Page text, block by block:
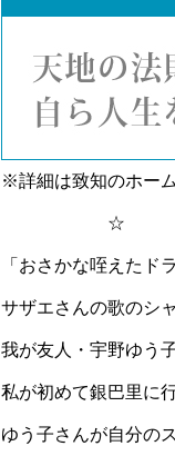
※詳細は致知のホー
☆
「おさかな咥えたド
サザエさんの歌のシ
我が友人・宇野ゆう
私が初めて銀巴里に
ゆう子さんが自分の